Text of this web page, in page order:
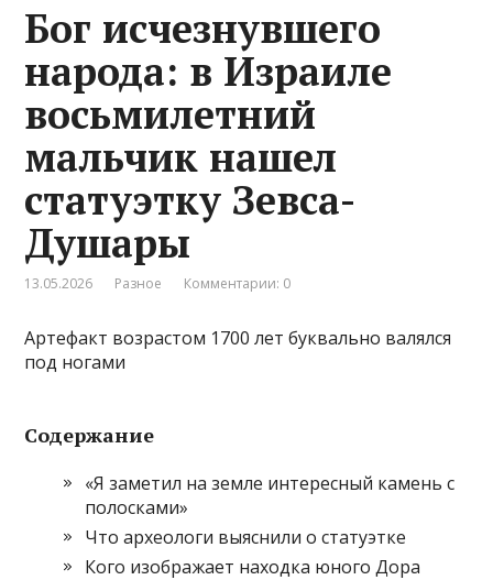
Бог исчезнувшего
народа: в Израиле
восьмилетний
мальчик нашел
статуэтку Зевса-
Душары
13.05.2026 Разное Комментарии: 0
Артефакт возрастом 1700 лет буквально валялся
под ногами
Содержание
«Я заметил на земле интересный камень с
полосками»
Что археологи выяснили о статуэтке
Кого изображает находка юного Дора